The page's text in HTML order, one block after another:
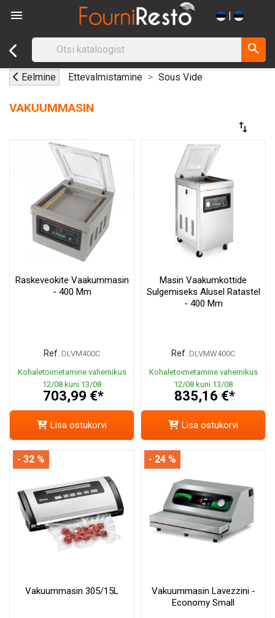
 |
search
Eelmine Ettevalmistamine Sous Vide
VAKUUMMASIN
swap_vert
Raskeveokite Vaakummasin
- 400 Mm
Ref. DLVM400C
Kohaletoimetamine vahemikus
12/08 kuni 13/08
703,99 €*
Lisa ostukorvi
Masin Vaakumkottide
Sulgemiseks Alusel Ratastel
- 400 Mm
Ref. DLVMW400C
Kohaletoimetamine vahemikus
12/08 kuni 13/08
835,16 €*
Lisa ostukorvi
Vakuummasin 305/15L
- 32 %
Vakuummasin Lavezzini -
Economy Small
- 24 %